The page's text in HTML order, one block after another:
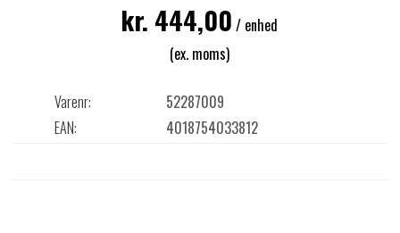
kr. 444,00 / enhed
(ex. moms)
Varenr:
52287009
EAN:
4018754033812